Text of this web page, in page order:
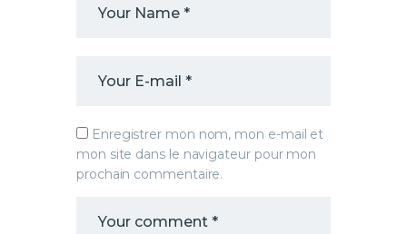
Enregistrer mon nom, mon e-mail et
mon site dans le navigateur pour mon
prochain commentaire.